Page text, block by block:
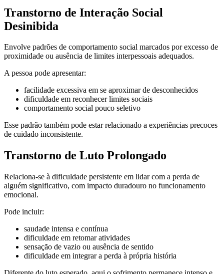
Transtorno de Interação Social
Desinibida
Envolve padrões de comportamento social marcados por excesso de
proximidade ou ausência de limites interpessoais adequados.
A pessoa pode apresentar:
facilidade excessiva em se aproximar de desconhecidos
dificuldade em reconhecer limites sociais
comportamento social pouco seletivo
Esse padrão também pode estar relacionado a experiências precoces
de cuidado inconsistente.
Transtorno de Luto Prolongado
Relaciona-se à dificuldade persistente em lidar com a perda de
alguém significativo, com impacto duradouro no funcionamento
emocional.
Pode incluir:
saudade intensa e contínua
dificuldade em retomar atividades
sensação de vazio ou ausência de sentido
dificuldade em integrar a perda à própria história